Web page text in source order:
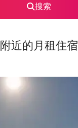
搜索
附近的月租住宿